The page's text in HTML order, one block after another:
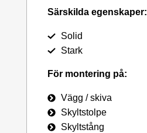
Särskilda egenskaper:
Solid
Stark
För montering på:
Vägg / skiva
Skyltstolpe
Skyltstång